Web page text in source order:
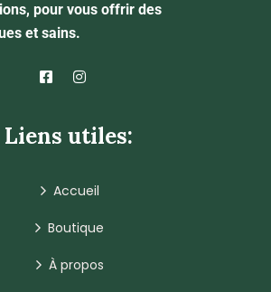
pour vous offrir des
et sains.
Liens utiles:
Accueil
Boutique
À propos